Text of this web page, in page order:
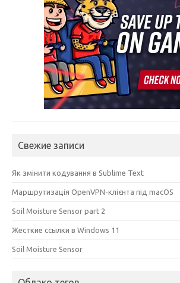
Свежие записи
Як змінити кодування в Sublime Text
Маршрутизація OpenVPN-клієнта під macOS
Soil Moisture Sensor part 2
Жесткие ссылки в Windows 11
Soil Moisture Sensor